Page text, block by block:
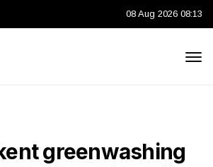
08 Aug 2026 08:13
greenwashing